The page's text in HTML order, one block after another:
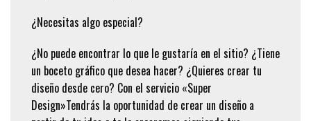
¿Necesitas algo especial?
¿No puede encontrar lo que le gustaría en el sitio? ¿Tiene
un boceto gráfico que desea hacer? ¿Quieres crear tu
diseño desde cero? Con el servicio «Super
Design»Tendrás la oportunidad de crear un diseño a